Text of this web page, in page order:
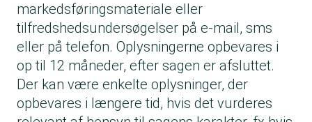
markedsføringsmateriale eller
tilfredshedsundersøgelser på e-mail, sms
eller på telefon. Oplysningerne opbevares i
op til 12 måneder, efter sagen er afsluttet.
Der kan være enkelte oplysninger, der
opbevares i længere tid, hvis det vurderes